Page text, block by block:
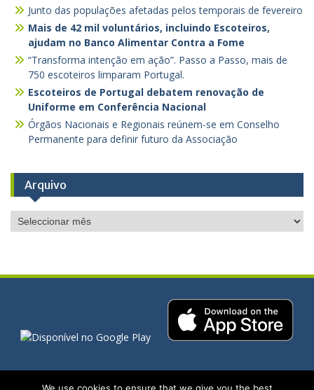
Junto das populações afetadas pelos temporais de fevereiro
Mais de 42 mil voluntários, incluindo Escoteiros,
ajudam no Banco Alimentar Contra a Fome
“Transforma intenção em ação”. Passo a Passo, mais de
750 escoteiros limparam Portugal.
Escoteiros de Portugal debatem renovação de
Uniforme em Conferência Nacional
Órgãos Nacionais e Regionais reúnem-se em Conselho
Permanente para definir futuro da Associação
Arquivo
Arquivo